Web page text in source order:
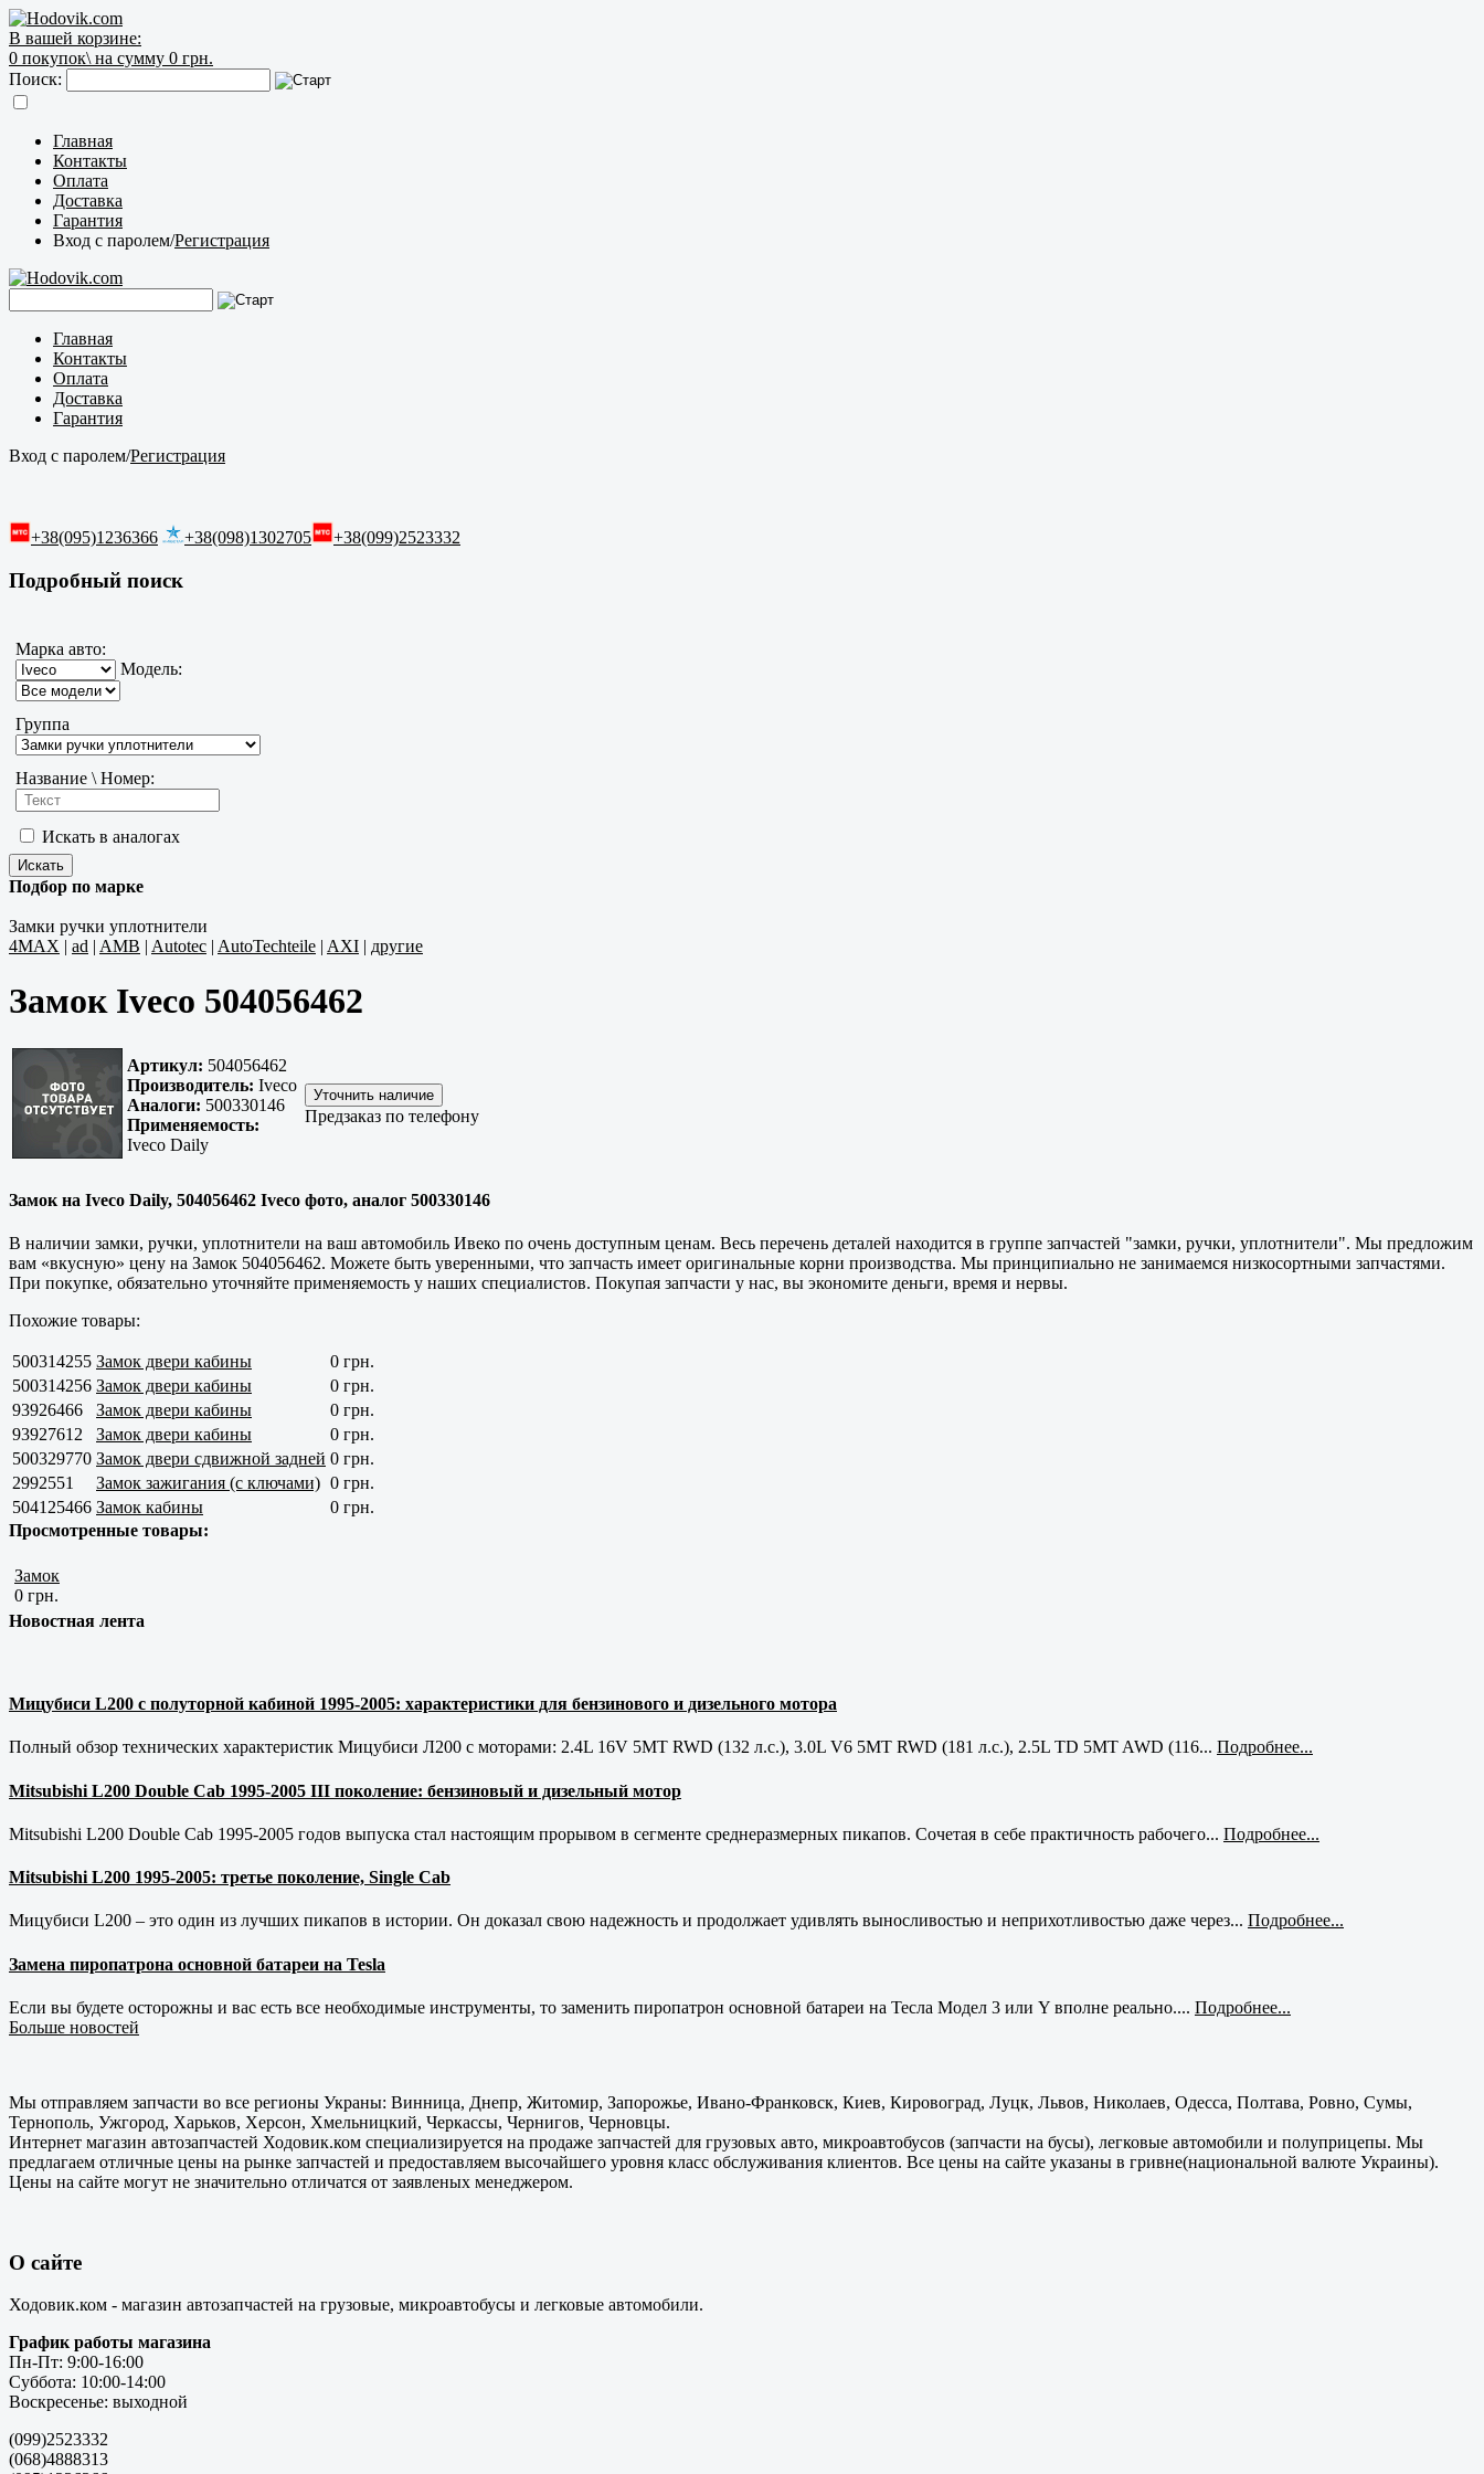
В вашей корзине:
0 покупок\ на сумму 0 грн.
Поиск:
Главная
Контакты
Оплата
Доставка
Гарантия
Вход с паролем/Регистрация
Главная
Контакты
Оплата
Доставка
Гарантия
Вход с паролем/Регистрация
+38(095)1236366 +38(098)1302705 +38(099)2523332
Подробный поиск
Марка авто:
Модель:
Группа
Название \ Номер:
Искать в аналогах
Подбор по марке
Замки ручки уплотнители
4MAX | ad | AMB | Autotec | AutoTechteile | AXI | другие
Замок Iveco 504056462
Артикул: 504056462
Производитель: Iveco
Аналоги: 500330146
Применяемость:
Iveco Daily
Предзаказ по телефону
Замок на Iveco Daily, 504056462 Iveco фото, аналог 500330146
В наличии замки, ручки, уплотнители на ваш автомобиль Ивеко по очень доступным ценам. Весь перечень деталей находится в группе запчастей "замки, ручки, уплотнители". Мы предложим
вам «вкусную» цену на Замок 504056462. Можете быть уверенными, что запчасть имеет оригинальные корни производства. Мы принципиально не занимаемся низкосортными запчастями.
При покупке, обязательно уточняйте применяемость у наших специалистов. Покупая запчасти у нас, вы экономите деньги, время и нервы.
Похожие товары:
500314255 Замок двери кабины
0 грн.
500314256 Замок двери кабины
0 грн.
93926466
Замок двери кабины
0 грн.
93927612
Замок двери кабины
0 грн.
500329770 Замок двери сдвижной задней 0 грн.
2992551
Замок зажигания (с ключами) 0 грн.
504125466 Замок кабины
0 грн.
Просмотренные товары:
Замок
0 грн.
Новостная лента
Мицубиси L200 с полуторной кабиной 1995-2005: характеристики для бензинового и дизельного мотора
Полный обзор технических характеристик Мицубиси Л200 с моторами: 2.4L 16V 5MT RWD (132 л.с.), 3.0L V6 5MT RWD (181 л.с.), 2.5L TD 5MT AWD (116... Подробнее...
Mitsubishi L200 Double Cab 1995-2005 III поколение: бензиновый и дизельный мотор
Mitsubishi L200 Double Cab 1995-2005 годов выпуска стал настоящим прорывом в сегменте среднеразмерных пикапов. Сочетая в себе практичность рабочего... Подробнее...
Mitsubishi L200 1995-2005: третье поколение, Single Cab
Мицубиси L200 – это один из лучших пикапов в истории. Он доказал свою надежность и продолжает удивлять выносливостью и неприхотливостью даже через... Подробнее...
Замена пиропатрона основной батареи на Tesla
Если вы будете осторожны и вас есть все необходимые инструменты, то заменить пиропатрон основной батареи на Тесла Модел 3 или Y вполне реально.... Подробнее...
Больше новостей
Мы отправляем запчасти во все регионы Украны: Винница, Днепр, Житомир, Запорожье, Ивано-Франковск, Киев, Кировоград, Луцк, Львов, Николаев, Одесса, Полтава, Ровно, Сумы,
Тернополь, Ужгород, Харьков, Херсон, Хмельницкий, Черкассы, Чернигов, Черновцы.
Интернет магазин автозапчастей Ходовик.ком специализируется на продаже запчастей для грузовых авто, микроавтобусов (запчасти на бусы), легковые автомобили и полуприцепы. Мы
предлагаем отличные цены на рынке запчастей и предоставляем высочайшего уровня класс обслуживания клиентов. Все цены на сайте указаны в гривне(национальной валюте Украины).
Цены на сайте могут не значительно отличатся от заявленых менеджером.
О сайте
Ходовик.ком - магазин автозапчастей на грузовые, микроавтобусы и легковые автомобили.
График работы магазина
Пн-Пт: 9:00-16:00
Суббота: 10:00-14:00
Воскресенье: выходной
(099)2523332
(068)4888313